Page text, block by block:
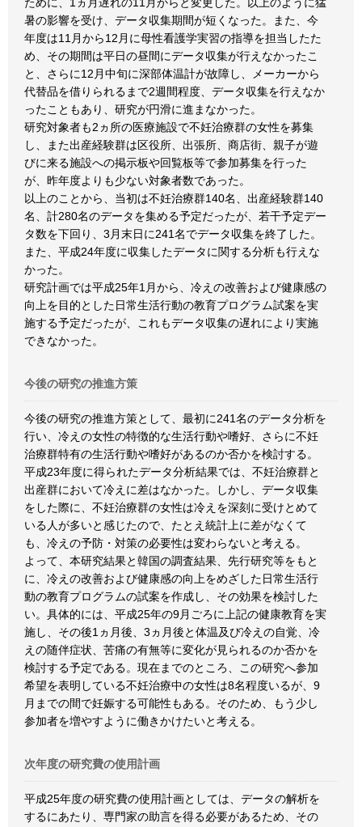
暑の影響を受け、データ収集期間が短くなった。また、今
年度は11月から12月に母性看護学実習の指導を担当したた
め、その期間は平日の昼間にデータ収集が行えなかったこ
と、さらに12月中旬に深部体温計が故障し、メーカーから
代替品を借りられるまで2週間程度、データ収集を行えなか
ったこともあり、研究が円滑に進まなかった。
研究対象者も2ヵ所の医療施設で不妊治療群の女性を募集
し、また出産経験群は区役所、出張所、商店街、親子が遊
びに来る施設への掲示板や回覧板等で参加募集を行った
が、昨年度よりも少ない対象者数であった。
以上のことから、当初は不妊治療群140名、出産経験群140
名、計280名のデータを集める予定だったが、若干予定デー
タ数を下回り、3月末日に241名でデータ収集を終了した。
また、平成24年度に収集したデータに関する分析も行えな
かった。
研究計画では平成25年1月から、冷えの改善および健康感の
向上を目的とした日常生活行動の教育プログラム試案を実
施する予定だったが、これもデータ収集の遅れにより実施
できなかった。
今後の研究の推進方策
今後の研究の推進方策として、最初に241名のデータ分析を
行い、冷えの女性の特徴的な生活行動や嗜好、さらに不妊
治療群特有の生活行動や嗜好があるのか否かを検討する。
平成23年度に得られたデータ分析結果では、不妊治療群と
出産群において冷えに差はなかった。しかし、データ収集
をした際に、不妊治療群の女性は冷えを深刻に受けとめて
いる人が多いと感じたので、たとえ統計上に差がなくて
も、冷えの予防・対策の必要性は変わらないと考える。
よって、本研究結果と韓国の調査結果、先行研究等をもと
に、冷えの改善および健康感の向上をめざした日常生活行
動の教育プログラムの試案を作成し、その効果を検討した
い。具体的には、平成25年の9月ごろに上記の健康教育を実
施し、その後1ヵ月後、3ヵ月後と体温及び冷えの自覚、冷
えの随伴症状、苦痛の有無等に変化が見られるのか否かを
検討する予定である。現在までのところ、この研究へ参加
希望を表明している不妊治療中の女性は8名程度いるが、9
月までの間で妊娠する可能性もある。そのため、もう少し
参加者を増やすように働きかけたいと考える。
次年度の研究費の使用計画
平成25年度の研究費の使用計画としては、データの解析を
するにあたり、専門家の助言を得る必要があるため、その